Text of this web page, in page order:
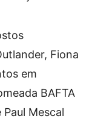
Fiona
em
BAFTA
Mescal